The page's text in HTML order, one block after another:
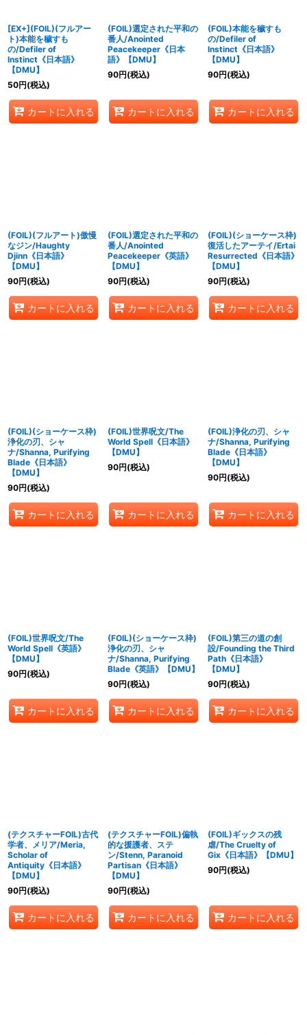
[EX+](FOIL)(フルアー
ト)本能を穢すも
の/Defiler of
Instinct《日本語》
【DMU】
50円(税込)
カートに入れる
(FOIL)選定された平和の
番人/Anointed
Peacekeeper《日本
語》【DMU】
90円(税込)
カートに入れる
(FOIL)本能を穢すも
の/Defiler of
Instinct《日本語》
【DMU】
90円(税込)
カートに入れる
(FOIL)(フルアート)傲慢
なジン/Haughty
Djinn《日本語》
【DMU】
90円(税込)
カートに入れる
(FOIL)選定された平和の
番人/Anointed
Peacekeeper《英語》
【DMU】
90円(税込)
カートに入れる
(FOIL)(ショーケース枠)
復活したアーテイ/Ertai
Resurrected《日本語》
【DMU】
90円(税込)
カートに入れる
(FOIL)(ショーケース枠)
浄化の刃、シャ
ナ/Shanna, Purifying
Blade《日本語》
【DMU】
90円(税込)
カートに入れる
(FOIL)世界呪文/The
World Spell《日本語》
【DMU】
90円(税込)
カートに入れる
(FOIL)浄化の刃、シャ
ナ/Shanna, Purifying
Blade《日本語》
【DMU】
90円(税込)
カートに入れる
(FOIL)世界呪文/The
World Spell《英語》
【DMU】
90円(税込)
カートに入れる
(FOIL)(ショーケース枠)
浄化の刃、シャ
ナ/Shanna, Purifying
Blade《英語》【DMU】
90円(税込)
カートに入れる
(FOIL)第三の道の創
設/Founding the Third
Path《日本語》
【DMU】
90円(税込)
カートに入れる
(テクスチャーFOIL)古代
学者、メリア/Meria,
Scholar of
Antiquity《日本語》
【DMU】
90円(税込)
カートに入れる
(テクスチャーFOIL)偏執
的な援護者、ステ
ン/Stenn, Paranoid
Partisan《日本語》
【DMU】
90円(税込)
カートに入れる
(FOIL)ギックスの残
虐/The Cruelty of
Gix《日本語》【DMU】
90円(税込)
カートに入れる